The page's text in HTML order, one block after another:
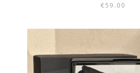
€59.00